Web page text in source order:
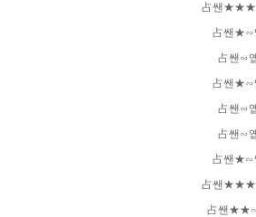
占쌘
占쌘★∽
占쌘∽
占쌘★∽
占쌘∽
占쌘∽
占쌘★∽
占쌘
占쌘